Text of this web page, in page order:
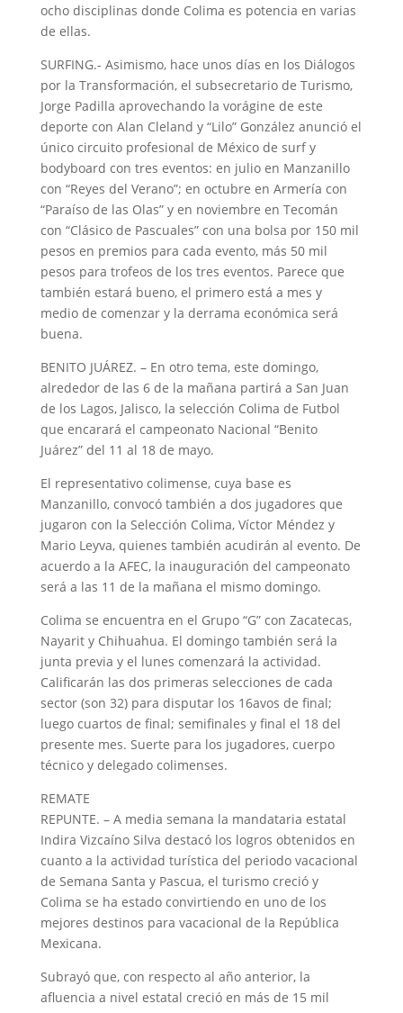
ocho disciplinas donde Colima es potencia en varias
de ellas.
SURFING.- Asimismo, hace unos días en los Diálogos
por la Transformación, el subsecretario de Turismo,
Jorge Padilla aprovechando la vorágine de este
deporte con Alan Cleland y “Lilo” González anunció el
único circuito profesional de México de surf y
bodyboard con tres eventos: en julio en Manzanillo
con “Reyes del Verano”; en octubre en Armería con
“Paraíso de las Olas” y en noviembre en Tecomán
con “Clásico de Pascuales” con una bolsa por 150 mil
pesos en premios para cada evento, más 50 mil
pesos para trofeos de los tres eventos. Parece que
también estará bueno, el primero está a mes y
medio de comenzar y la derrama económica será
buena.
BENITO JUÁREZ. – En otro tema, este domingo,
alrededor de las 6 de la mañana partirá a San Juan
de los Lagos, Jalisco, la selección Colima de Futbol
que encarará el campeonato Nacional “Benito
Juárez” del 11 al 18 de mayo.
El representativo colimense, cuya base es
Manzanillo, convocó también a dos jugadores que
jugaron con la Selección Colima, Víctor Méndez y
Mario Leyva, quienes también acudirán al evento. De
acuerdo a la AFEC, la inauguración del campeonato
será a las 11 de la mañana el mismo domingo.
Colima se encuentra en el Grupo “G” con Zacatecas,
Nayarit y Chihuahua. El domingo también será la
junta previa y el lunes comenzará la actividad.
Calificarán las dos primeras selecciones de cada
sector (son 32) para disputar los 16avos de final;
luego cuartos de final; semifinales y final el 18 del
presente mes. Suerte para los jugadores, cuerpo
técnico y delegado colimenses.
REMATE
REPUNTE. – A media semana la mandataria estatal
Indira Vizcaíno Silva destacó los logros obtenidos en
cuanto a la actividad turística del periodo vacacional
de Semana Santa y Pascua, el turismo creció y
Colima se ha estado convirtiendo en uno de los
mejores destinos para vacacional de la República
Mexicana.
Subrayó que, con respecto al año anterior, la
afluencia a nivel estatal creció en más de 15 mil